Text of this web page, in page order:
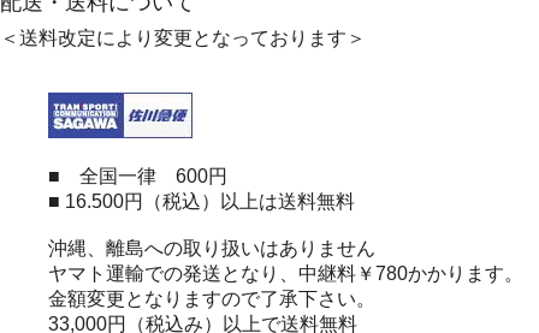
＜送料改定により変更となっております＞
■ 全国一律 600円
■ 16.500円（税込）以上は送料無料
沖縄、離島への取り扱いはありません
ヤマト運輸での発送となり、中継料￥780かかります。
金額変更となりますので了承下さい。
33,000円（税込み）以上で送料無料